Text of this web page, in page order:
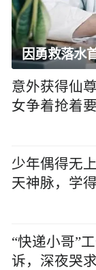
因勇救落水
意外获得仙
女争着抢着
少年偶得无
天神脉，学
“快递小哥”
诉，深夜哭